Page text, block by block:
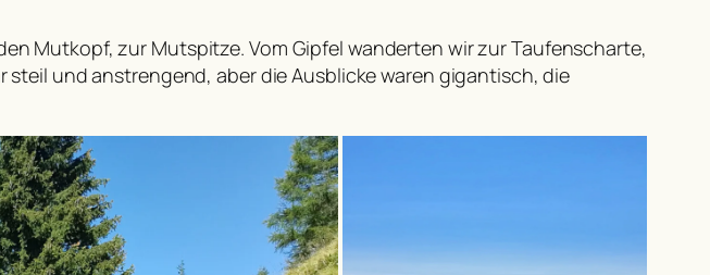
Mutkopf, zur Mutspitze. Vom Gipfel wanderten wir zur Taufenscharte,
und anstrengend, aber die Ausblicke waren gigantisch, die